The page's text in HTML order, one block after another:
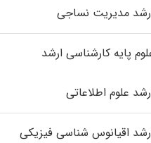
مدیریت نساجی
پایه کارشناسی ارشد
علوم اطلاعاتی
اقیانوس‌ شناسی فیزیکی